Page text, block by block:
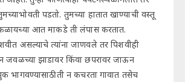
पडतो. तुमच्या हातात खाण्याची वस्तू
आत माकडे ती लंपास करतात.
असल्याचे त्यांना जाणवले तर पिशवीही
झाडावर किंवा छपरावर जाऊन
भागवण्यासाठी ती न कचरता गावात तसेच